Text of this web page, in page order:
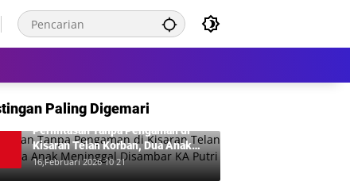
Paling Digemari
Perlintasan Tanpa Pengaman di
Kisaran Telan Korban, Dua Anak
Meninggal Disambar KA Putri Deli
16,Februari 2026 10 21